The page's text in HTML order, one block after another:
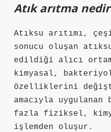
Atık arıtma
Atıksu arıtımı,
sonucu oluşan
edildiği alıcı
kimyasal,
özelliklerini
amacıyla
fazla fiziksel,
işlemden oluşur.